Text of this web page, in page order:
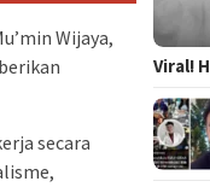
Wijaya,
secara
Viral!